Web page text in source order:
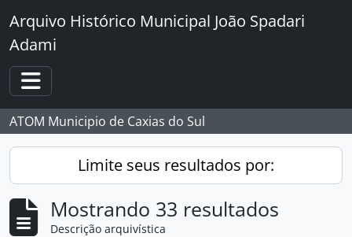
Skip to main content
Arquivo Histórico Municipal João Spadari
Adami
Toggle navigation
ATOM Municipio de Caxias do Sul
Limite seus resultados por:
Mostrando 33 resultados
Descrição arquivística